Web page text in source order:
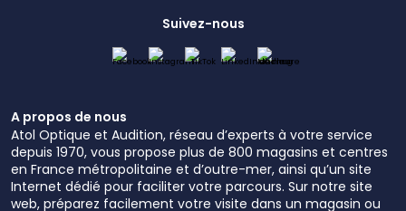
Suivez-nous
A propos de nous
Atol Optique et Audition, réseau d’experts à votre service
depuis 1970, vous propose plus de 800 magasins et centres
en France métropolitaine et d’outre-mer, ainsi qu’un site
Internet dédié pour faciliter votre parcours. Sur notre site
web, préparez facilement votre visite dans un magasin ou